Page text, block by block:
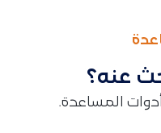
عنه؟
أدوات المساعدة.